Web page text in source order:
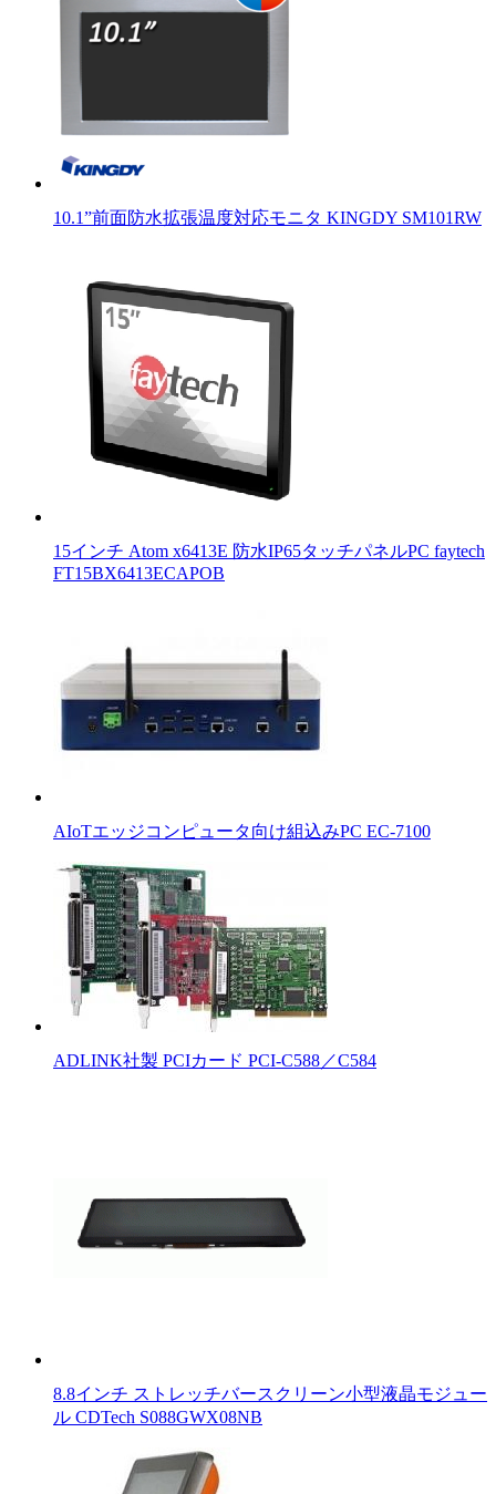
10.1”前面防水拡張温度対応モニタ KINGDY SM101RW
15インチ Atom x6413E 防水IP65タッチパネルPC faytech
FT15BX6413ECAPOB
AIoTエッジコンピュータ向け組込みPC EC-7100
ADLINK社製 PCIカード PCI-C588／C584
8.8インチ ストレッチバースクリーン小型液晶モジュー
ル CDTech S088GWX08NB